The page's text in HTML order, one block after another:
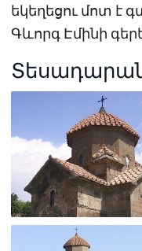
եկեղեցու մոտ է
Գևորգ Էմինի